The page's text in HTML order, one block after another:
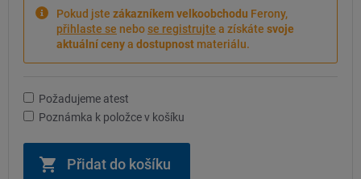
Pokud jste zákazníkem velkoobchodu Ferony,
přihlaste se nebose registrujte a získáte svoje
aktuální cenya dostupnost materiálu.
Požadujeme atest
Poznámka k položce v košíku